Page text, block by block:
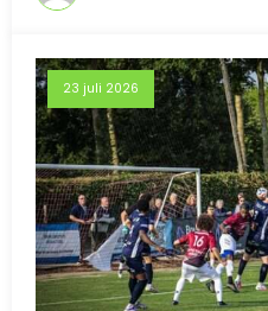
23 juli 2026